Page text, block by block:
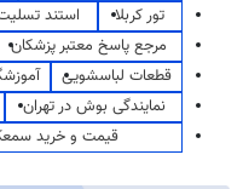
تور کربلا
استند
مرجع پاسخ معتبر پزشکان
قطعات لباسشویی
نمایندگی بوش در تهران
قیمت و خرید